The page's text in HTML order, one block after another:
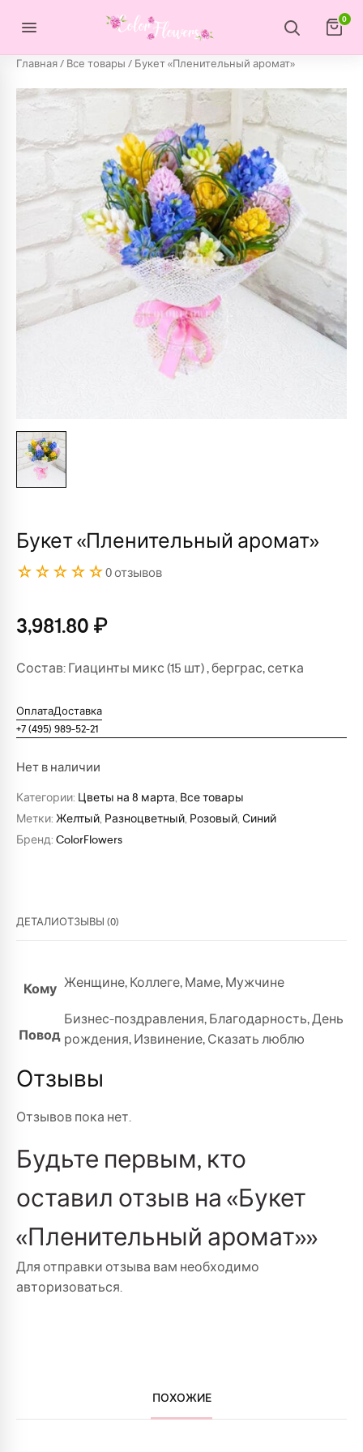
0
Главная/ Все товары / Букет «Пленительный аромат»
Букет «Пленительный аромат»
☆☆☆☆☆0 отзывов
3,981.80 ₽
Состав: Гиацинты микс (15 шт) , берграс, сетка
ОплатаДоставка
+7 (495) 989-52-21
Нет в наличии
Категории: Цветы на 8 марта, Все товары
Метки: Желтый, Разноцветный, Розовый, Синий
Бренд: ColorFlowers
ДЕТАЛИОТЗЫВЫ (0)
Кому Женщине,Коллеге,Маме,Мужчине
Повод
Бизнес-поздравления,Благодарность,День
рождения,Извинение,Сказать люблю
Отзывы
Отзывов пока нет.
Будьте первым, кто
оставил отзыв на «Букет
«Пленительный аромат»»
Для отправки отзыва вам необходимо
авторизоваться.
ПОХОЖИЕ